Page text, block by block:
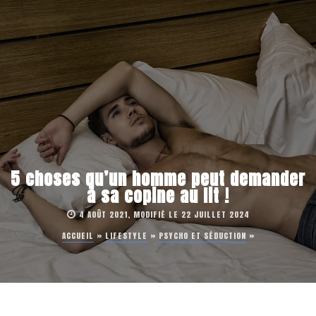
5 choses qu’un homme peut demander
à sa copine au lit !
4 AOÛT 2021, MODIFIÉ LE 22 JUILLET 2024
ACCUEIL» LIFESTYLE » PSYCHO ET SÉDUCTION »